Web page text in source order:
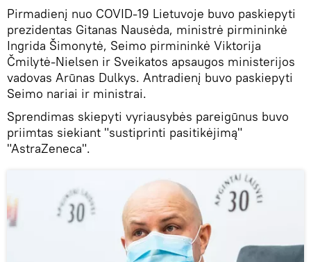
Pirmadienį nuo COVID-19 Lietuvoje buvo paskiepyti
prezidentas Gitanas Nausėda, ministrė pirmininkė
Ingrida Šimonytė, Seimo pirmininkė Viktorija
Čmilytė-Nielsen ir Sveikatos apsaugos ministerijos
vadovas Arūnas Dulkys. Antradienį buvo paskiepyti
Seimo nariai ir ministrai.
Sprendimas skiepyti vyriausybės pareigūnus buvo
priimtas siekiant "sustiprinti pasitikėjimą"
"AstraZeneca".